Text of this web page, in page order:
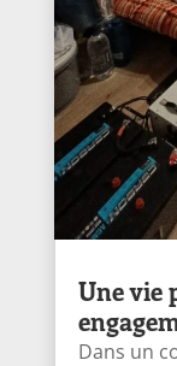
Une vie
Dans un